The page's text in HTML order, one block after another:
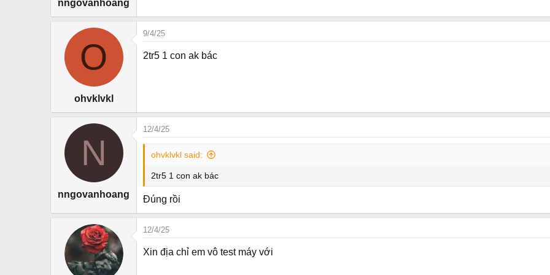
nngovanhoang
O
ohvklvkl
9/4/25
2tr5 1 con ak bác
N
nngovanhoang
12/4/25
ohvklvkl said:
2tr5 1 con ak bác
Đúng rồi
12/4/25
Xin địa chỉ em vô test máy với